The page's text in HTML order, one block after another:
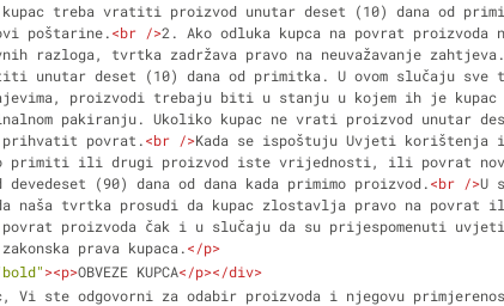
treba vratiti proizvod unutar deset (10) dana od
poštarine.<br />2. Ako odluka kupca na povrat proizvoda
razloga, tvrtka zadržava pravo na neuvažavanje
unutar deset (10) dana od primitka. U ovom slučaju sve
proizvodi trebaju biti u stanju u kojem ih je kupac
pakiranju. Ukoliko kupac ne vrati proizvod unutar
prihvatit povrat.<br />Kada se ispoštuju Uvjeti korištenja
primiti ili drugi proizvod iste vrijednosti, ili povrat
(90) dana od dana kada primimo proizvod.<br />U
naša tvrtka prosudi da kupac zlostavlja pravo na
povrat proizvoda čak i u slučaju da su prijespomenuti
prava kupaca.</p>
><p>OBVEZE KUPCA</p></div>
Vi ste odgovorni za odabir proizvoda i njegovu